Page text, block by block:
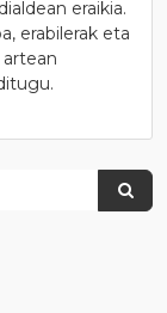
eraikia.
erabilerak eta